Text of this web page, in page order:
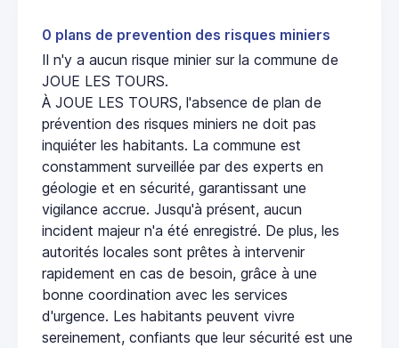
0 plans de prevention des risques miniers
Il n'y a aucun risque minier sur la commune de
JOUE LES TOURS.
À JOUE LES TOURS, l'absence de plan de
prévention des risques miniers ne doit pas
inquiéter les habitants. La commune est
constamment surveillée par des experts en
géologie et en sécurité, garantissant une
vigilance accrue. Jusqu'à présent, aucun
incident majeur n'a été enregistré. De plus, les
autorités locales sont prêtes à intervenir
rapidement en cas de besoin, grâce à une
bonne coordination avec les services
d'urgence. Les habitants peuvent vivre
sereinement, confiants que leur sécurité est une